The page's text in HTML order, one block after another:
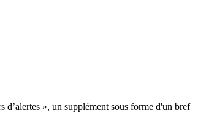
d’alertes », un supplément sous forme d'un bref